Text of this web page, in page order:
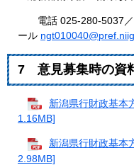
電話 025-280-5037／
ール
7 意見募集時の資
新潟県行財政基本
1.16MB]
新潟県行財政基本
2.98MB]